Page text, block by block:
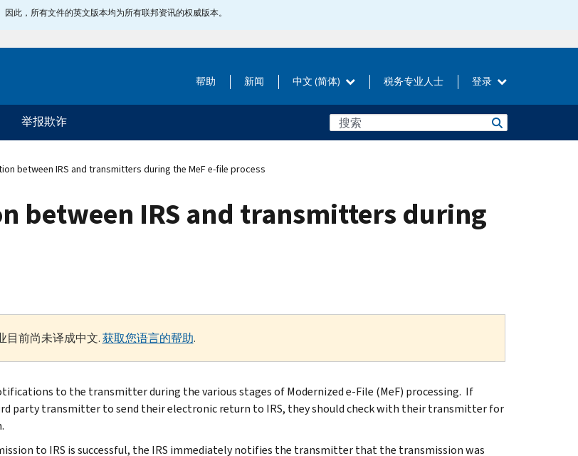
此，所有文件的英文版本均为所有联邦资讯的权威版本。
帮助 新闻 中文 (简体) 税务专业人士 登录
举报欺诈
between IRS and transmitters during the MeF e-file process
between IRS and transmitters during
目前尚未译成中文.获取您语言的帮助.
to the transmitter during the various stages of Modernized e-File (MeF) processing. If
party transmitter to send their electronic return to IRS, they should check with their transmitter for
to IRS is successful, the IRS immediately notifies the transmitter that the transmission was